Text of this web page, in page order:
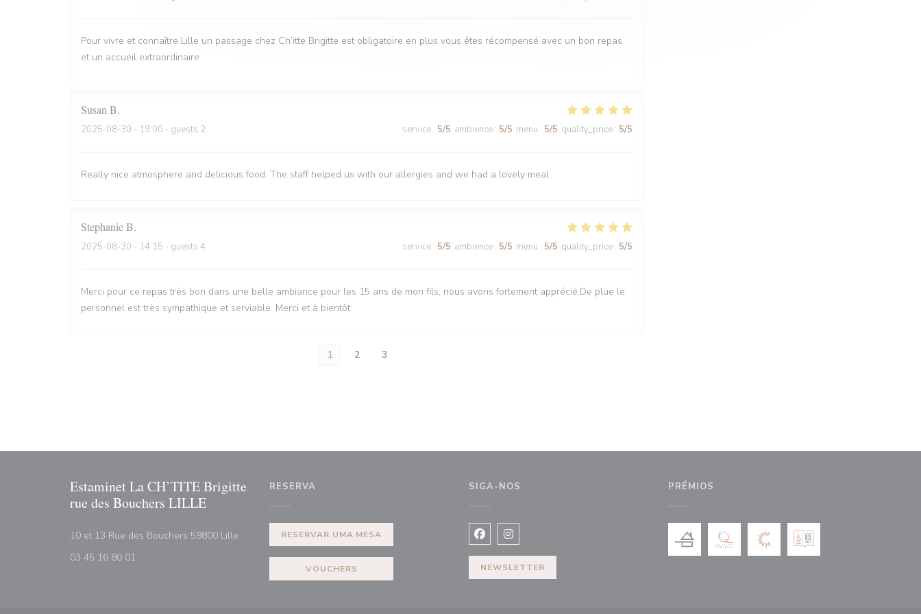
Pour vivre et connaître Lille un passage chez Ch’itte Brigitte est obligatoire en plus vous êtes récompensé avec un bon repas
et un accueil extraordinaire
Susan B
2025-08-30 - 19:00 - guests 2 service : 5/5 ambience : 5/5 menu : 5/5 quality_price : 5/5
Really nice atmosphere and delicious food. The staff helped us with our allergies and we had a lovely meal.
StephanieB
2025-08-30 - 14:15 - guests 4 service : 5/5 ambience : 5/5 menu : 5/5 quality_price : 5/5
Merci pour ce repas très bon dans une belle ambiance pour les 15 ans de mon fils, nous avons fortement apprécié.De plue le
personnel est très sympathique et serviable. Merci et à bientôt
1 2 3
Estaminet La CH’TITE Brigitte
rue des Bouchers LILLE
10 et 13 Rue des Bouchers 59800 Lille ((abre numa nova janela))
03 45 16 80 01
RESERVA
RESERVAR UMA MESA
VOUCHERS
SIGA-NOS
Facebook ((abre numa nova janela))
Instagram ((abre numa nova janela))
NEWSLETTER
PRÉMIOS